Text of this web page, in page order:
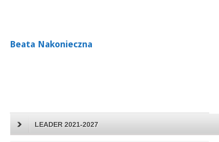
Beata Nakonieczna
LEADER 2021-2027